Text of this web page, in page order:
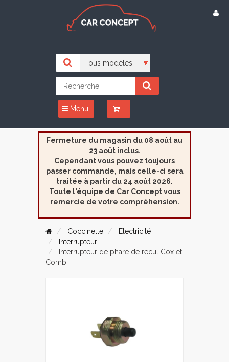
Menu
Fermeture du magasin du 08 août au
23 août inclus.
Cependant vous pouvez toujours
passer commande, mais celle-ci sera
traitée à partir du 24 août 2026.
Toute l'équipe de Car Concept vous
remercie de votre compréhension.
Coccinelle
Electricité
Interrupteur
Interrupteur de phare de recul Cox et
Combi